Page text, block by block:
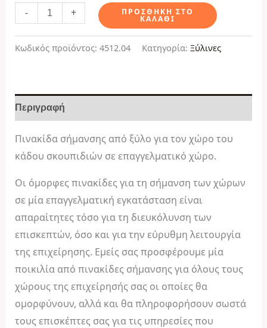
- + ΠΡΟΣΘΉΚΗ ΣΤΟ
ΚΑΛΆΘΙ
Κωδικός προϊόντος: 4512.04 Κατηγορία: Ξύλινες
Περιγραφή
Πινακίδα σήμανσης από ξύλο για τον χώρο του
κάδου σκουπιδιών σε επαγγελματικό χώρο.
Οι όμορφες πινακίδες για τη σήμανση των χώρων
σε μία επαγγελματική εγκατάσταση είναι
απαραίτητες τόσο για τη διευκόλυνση των
επισκεπτών, όσο και για την εύρυθμη λειτουργία
της επιχείρησης. Εμείς σας προσφέρουμε μία
ποικιλία από πινακίδες σήμανσης για όλους τους
χώρους της επιχείρησής σας οι οποίες θα
ομορφύνουν, αλλά και θα πληροφορήσουν σωστά
τους επισκέπτες σας για τις υπηρεσίες που